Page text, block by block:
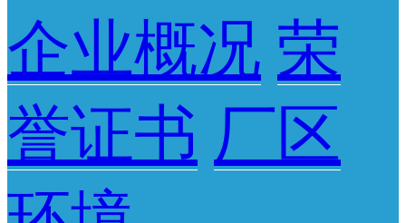
企业概况 荣
誉证书 厂区